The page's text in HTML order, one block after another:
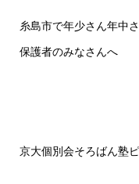
糸島市で年少さん年中
保護者のみなさんへ
京大個別会そろばん塾